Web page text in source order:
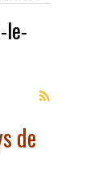
le-
de